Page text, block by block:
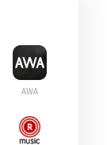
AWA